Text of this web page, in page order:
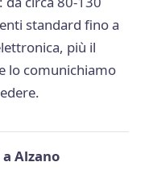
standard fino a
più il
lo comunichiamo
Alzano